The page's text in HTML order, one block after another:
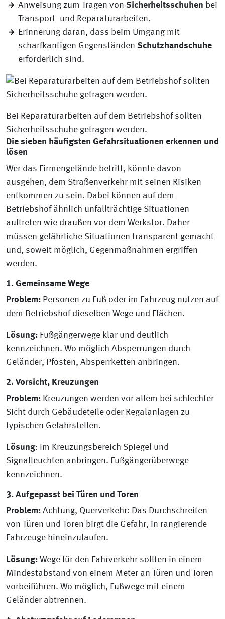
Anweisung zum Tragen von Sicherheitsschuhen bei
Transport- und Reparaturarbeiten.
Erinnerung daran, dass beim Umgang mit
scharfkantigen Gegenständen Schutzhandschuhe
erforderlich sind.
Bei Reparaturarbeiten auf dem Betriebshof sollten
Sicherheitsschuhe getragen werden.
Die sieben häufigsten Gefahrsituationen erkennen und
lösen
Wer das Firmengelände betritt, könnte davon
ausgehen, dem Straßenverkehr mit seinen Risiken
entkommen zu sein. Dabei können auf dem
Betriebshof ähnlich unfallträchtige Situationen
auftreten wie draußen vor dem Werkstor. Daher
müssen gefährliche Situationen transparent gemacht
und, soweit möglich, Gegenmaßnahmen ergriffen
werden.
1. Gemeinsame Wege
Problem: Personen zu Fuß oder im Fahrzeug nutzen auf
dem Betriebshof dieselben Wege und Flächen.
Lösung: Fußgängerwege klar und deutlich
kennzeichnen. Wo möglich Absperrungen durch
Geländer, Pfosten, Absperrketten anbringen.
2. Vorsicht, Kreuzungen
Problem: Kreuzungen werden vor allem bei schlechter
Sicht durch Gebäudeteile oder Regalanlagen zu
typischen Gefahrstellen.
Lösung: Im Kreuzungsbereich Spiegel und
Signalleuchten anbringen. Fußgängerüberwege
kennzeichnen.
3. Aufgepasst bei Türen und Toren
Problem: Achtung, Querverkehr: Das Durchschreiten
von Türen und Toren birgt die Gefahr, in rangierende
Fahrzeuge hineinzulaufen.
Lösung: Wege für den Fahrverkehr sollten in einem
Mindestabstand von einem Meter an Türen und Toren
vorbeiführen. Wo möglich, Fußwege mit einem
Geländer abtrennen.